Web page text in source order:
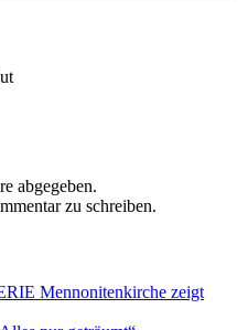
abgegeben.
zu schreiben.
Mennonitenkirche zeigt